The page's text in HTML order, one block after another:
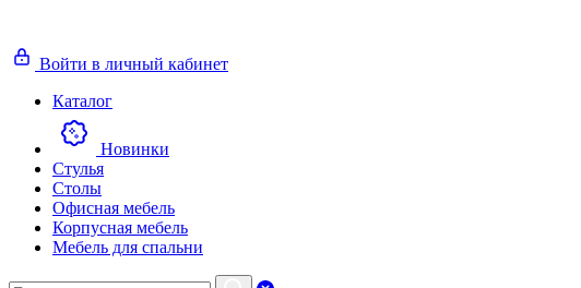
Войти в личный кабинет
Каталог
Новинки
Стулья
Столы
Офисная мебель
Корпусная мебель
Мебель для спальни